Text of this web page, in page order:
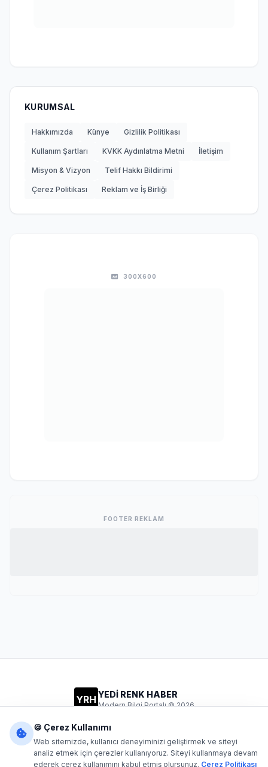
KURUMSAL
Hakkımızda Künye Gizlilik Politikası
Kullanım Şartları KVKK Aydınlatma Metni İletişim
Misyon & Vizyon Telif Hakkı Bildirimi
Çerez Politikası Reklam ve İş Birliği
300X600
FOOTER REKLAM
YRH YEDİ RENK HABER
Modern Bilgi Portalı © 2026
🍪 Çerez Kullanımı
Web sitemizde, kullanıcı deneyiminizi geliştirmek ve siteyi
analiz etmek için çerezler kullanıyoruz. Siteyi kullanmaya devam
ederek çerez kullanımını kabul etmiş olursunuz. Çerez Politikası